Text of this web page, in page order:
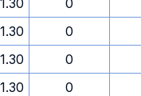
0
0
0
0